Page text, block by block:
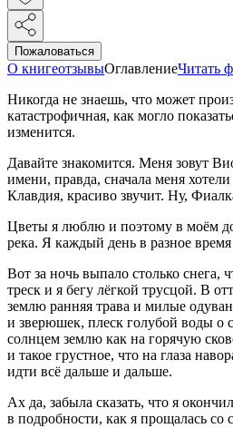
Пожаловаться
О книгеотзывыОглавлениеЧитать
Никогда не знаешь, что может
катастрофичная, как могло
изменится.
Давайте знакомится. Меня зовут
имени, правда, сначала меня
Клавдия, красиво звучит. Ну,
Цветы я люблю и поэтому в моём
река. Я каждый день в разное
Вот за ночь выпало столько снега,
треск и я бегу лёгкой трусцой. В
землю ранняя трава и милые
и зверюшек, плеск голубой воды о
солнцем землю как на горячую
и такое грустное, что на глаза
идти всё дальше и дальше.
Ах да, забыла сказать, что я
в подробности, как я прощалась